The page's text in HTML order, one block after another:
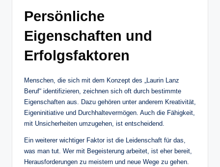
Persönliche
Eigenschaften und
Erfolgsfaktoren
Menschen, die sich mit dem Konzept des „Laurin Lanz
Beruf“ identifizieren, zeichnen sich oft durch bestimmte
Eigenschaften aus. Dazu gehören unter anderem Kreativität,
Eigeninitiative und Durchhaltevermögen. Auch die Fähigkeit,
mit Unsicherheiten umzugehen, ist entscheidend.
Ein weiterer wichtiger Faktor ist die Leidenschaft für das,
was man tut. Wer mit Begeisterung arbeitet, ist eher bereit,
Herausforderungen zu meistern und neue Wege zu gehen.